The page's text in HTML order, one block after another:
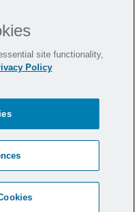
者は、手術前に器
滅菌の指示（該当す
必要があります。
点
ブログ
site functionality,
Policy